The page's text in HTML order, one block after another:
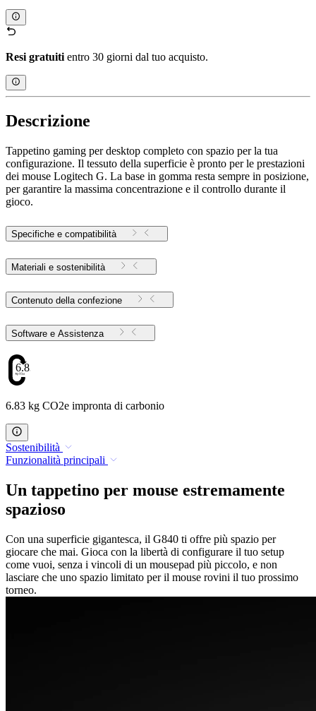
Resi gratuiti entro 30 giorni dal tuo acquisto.
Descrizione
Tappetino gaming per desktop completo con spazio per la tua
configurazione. Il tessuto della superficie è pronto per le prestazioni
dei mouse Logitech G. La base in gomma resta sempre in posizione,
per garantire la massima concentrazione e il controllo durante il
gioco.
Specifiche e compatibilità
Materiali e sostenibilità
Contenuto della confezione
Software e Assistenza
6.83
6.83 kg CO2e impronta di carbonio
Sostenibilità
Funzionalità principali
Un tappetino per mouse estremamente
spazioso
Con una superficie gigantesca, il G840 ti offre più spazio per
giocare che mai. Gioca con la libertà di configurare il tuo setup
come vuoi, senza i vincoli di un mousepad più piccolo, e non
lasciare che uno spazio limitato per il mouse rovini il tuo prossimo
torneo.